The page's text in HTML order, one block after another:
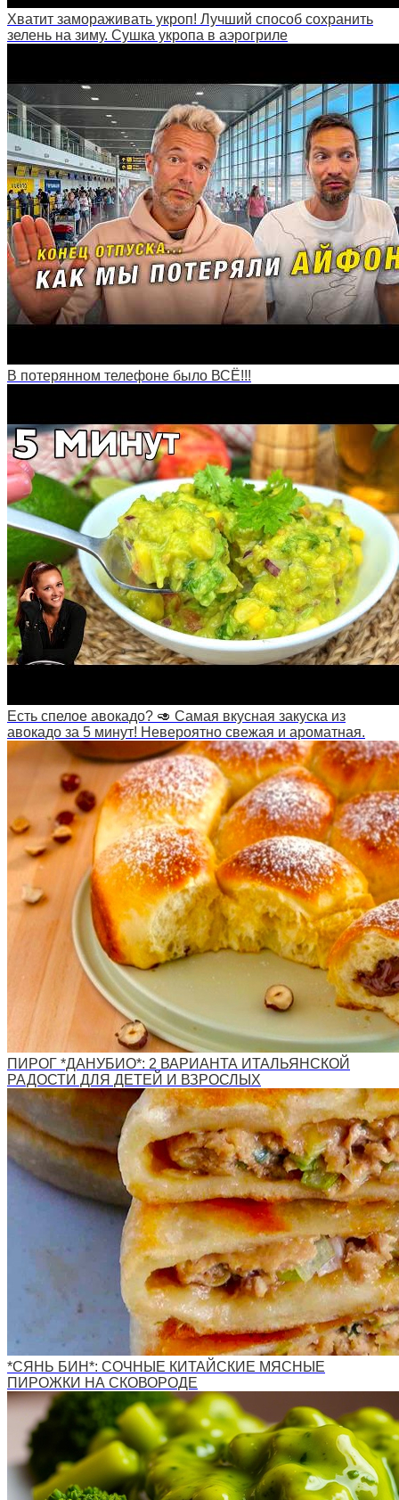
Хватит замораживать укроп! Лучший способ сохранить
зелень на зиму. Сушка укропа в аэрогриле
В потерянном телефоне было ВСЁ!!!
Есть спелое авокадо? 🥑 Самая вкусная закуска из
авокадо за 5 минут! Невероятно свежая и ароматная.
ПИРОГ *ДАНУБИО*: 2 ВАРИАНТА ИТАЛЬЯНСКОЙ
РАДОСТИ ДЛЯ ДЕТЕЙ И ВЗРОСЛЫХ
*СЯНЬ БИН*: СОЧНЫЕ КИТАЙСКИЕ МЯСНЫЕ
ПИРОЖКИ НА СКОВОРОДЕ